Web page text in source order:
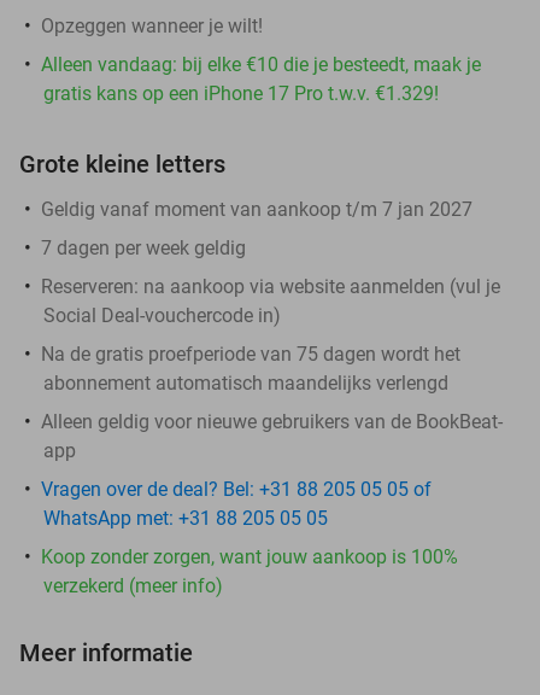
Opzeggen wanneer je wilt!
Alleen vandaag: bij elke €10 die je besteedt, maak je
gratis kans op een iPhone 17 Pro t.w.v. €1.329!
Grote kleine letters
Geldig vanaf moment van aankoop t/m 7 jan 2027
7 dagen per week geldig
Reserveren: na aankoop via website aanmelden (vul je
Social Deal-vouchercode in)
Na de gratis proefperiode van 75 dagen wordt het
abonnement automatisch maandelijks verlengd
Alleen geldig voor nieuwe gebruikers van de BookBeat-
app
Vragen over de deal? Bel: +31 88 205 05 05 of
WhatsApp met: +31 88 205 05 05
Koop zonder zorgen, want jouw aankoop is 100%
verzekerd (meer info)
Meer informatie